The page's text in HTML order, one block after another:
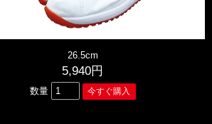
26.5cm
5,940円
数量